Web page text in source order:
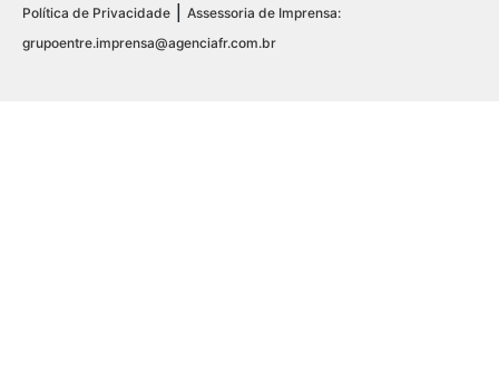
Política de Privacidade | Assessoria de Imprensa:
grupoentre.imprensa@agenciafr.com.br